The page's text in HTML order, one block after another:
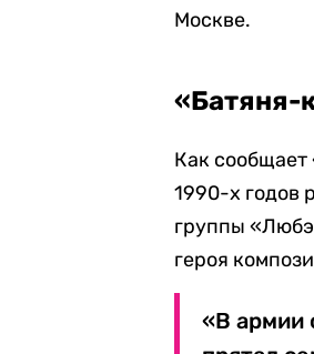
Москве.
«Батяня-
Как сообщает
1990-х годов
группы
героя
«В армии